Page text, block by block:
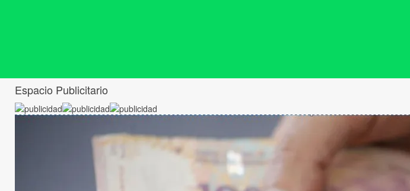
Espacio Publicitario